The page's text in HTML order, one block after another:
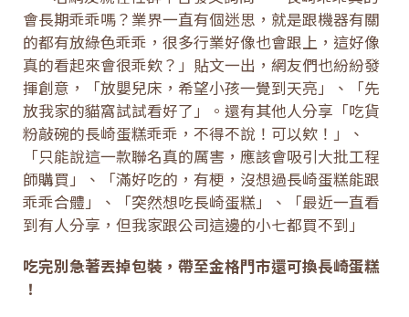
會長期乖乖嗎？業界一直有個迷思，就是跟機器有關
的都有放綠色乖乖，很多行業好像也會跟上，這好像
真的看起來會很乖欸？」貼文一出，網友們也紛紛發
揮創意，「放嬰兒床，希望小孩一覺到天亮」、「先
放我家的貓窩試試看好了」。還有其他人分享「吃貨
粉敲碗的長崎蛋糕乖乖，不得不說！可以欸！」、
「只能說這一款聯名真的厲害，應該會吸引大批工程
師購買」、「滿好吃的，有梗，沒想過長崎蛋糕能跟
乖乖合體」、「突然想吃長崎蛋糕」、「最近一直看
到有人分享，但我家跟公司這邊的小七都買不到」
吃完別急著丟掉包裝，帶至金格門市還可換長崎蛋糕
！